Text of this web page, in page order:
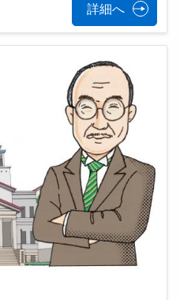
詳細へ